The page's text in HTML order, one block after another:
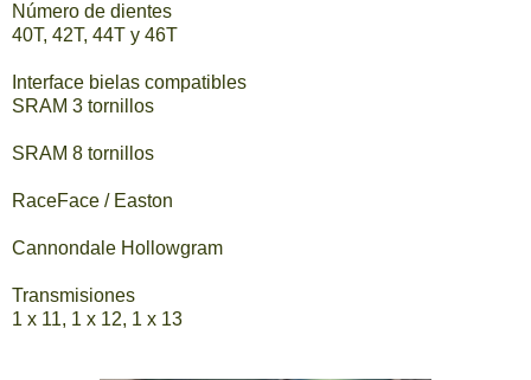
Número de dientes
40T, 42T, 44T y 46T
Interface bielas compatibles
SRAM 3 tornillos
SRAM 8 tornillos
RaceFace / Easton
Cannondale Hollowgram
Transmisiones
1 x 11, 1 x 12, 1 x 13